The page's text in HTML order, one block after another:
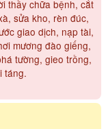
thầy chữa bệnh, cắt
sửa kho, rèn đúc,
giao dịch, nạp tài,
mương đào giếng,
tường, gieo trồng,
táng.